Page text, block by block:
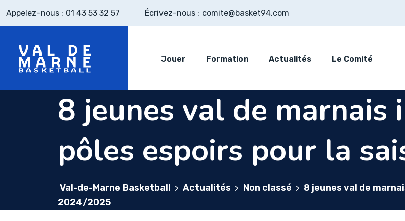
Appelez-nous : 01 43 53 32 57 Écrivez-nous : comite@basket94.com
Jouer Formation Actualités Le Comité
8 jeunes val de
pôles espoirs pour la
Val-de-Marne Basketball > Actualités > Non classé > 8 jeunes val de
2024/2025